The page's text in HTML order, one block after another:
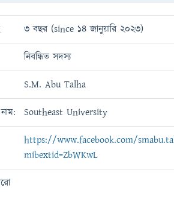
3 বছর (since 14 জানুয়ারি 2023)
নিবন্ধিত সদস্য
S.M. Abu Talha
Southeast University
https://www.facebook.com/
mibextid=ZbWKwL